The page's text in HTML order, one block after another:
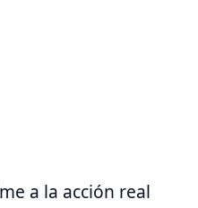
a la acción real